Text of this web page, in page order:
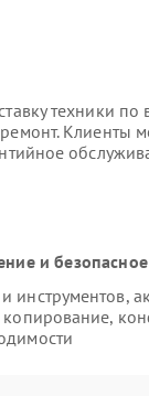
техники по
Клиенты
и